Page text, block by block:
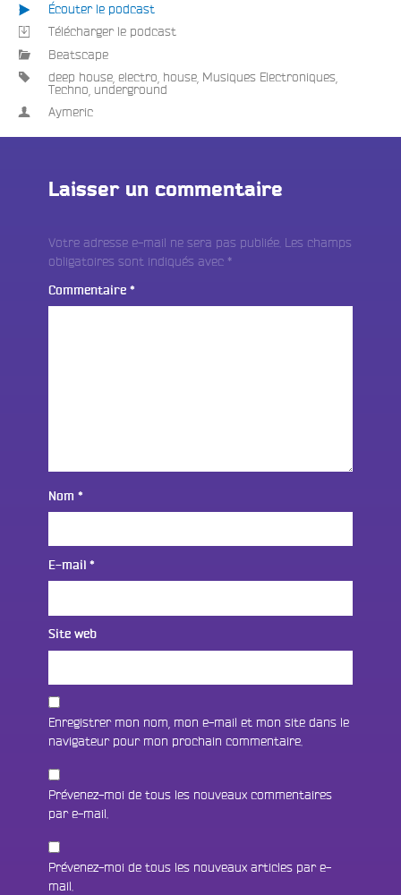
Écouter le podcast
Télécharger le podcast
Beatscape
deep house electro house Musiques Electroniques
Techno underground
Aymeric
Laisser un commentaire
Votre adresse e-mail ne sera pas publiée. Les champs
obligatoires sont indiqués avec *
Commentaire *
Nom *
E-mail *
Site web
Enregistrer mon nom, mon e-mail et mon site dans le
navigateur pour mon prochain commentaire.
Prévenez-moi de tous les nouveaux commentaires
par e-mail.
Prévenez-moi de tous les nouveaux articles par e-
mail.